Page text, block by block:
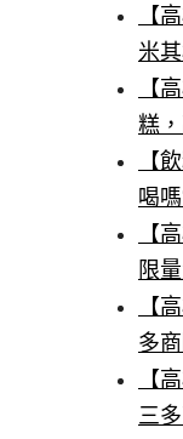
【
米
【
糕
【
喝
【
限
【
多
【
三